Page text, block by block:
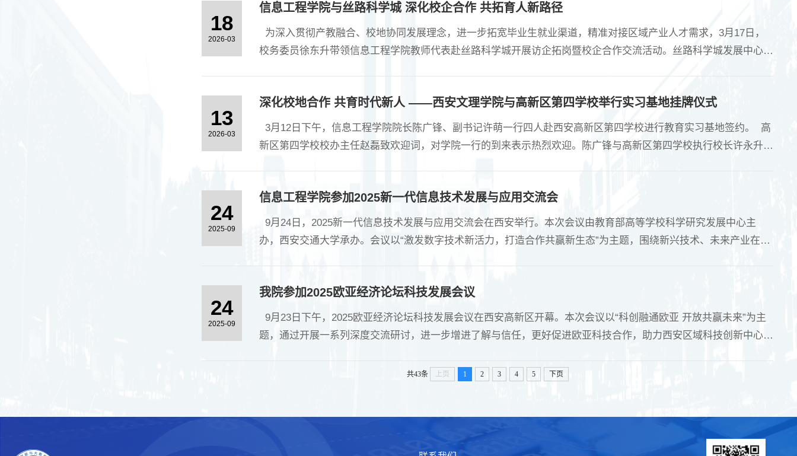
材、....
18
2026-03
信息工程学院与丝路科学城 深化校企合作 共拓育人新路径
为深入贯彻产教融合、校地协同发展理念，进一步拓宽毕业生就业渠道，精准对接区域产业人才需求，3月17日，
校务委员徐东升带领信息工程学院教师代表赴丝路科学城开展访企拓岗暨校企合作交流活动。丝路科学城发展中心副
基础雄厚、....
13
2026-03
深化校地合作 共育时代新人 ——西安文理学院与高新区第四学校举行实习基地挂牌仪式
3月12日下午，信息工程学院院长陈广锋、副书记许萌一行四人赴西安高新区第四学校进行教育实习基地签约。 高
新区第四学校校办主任赵磊致欢迎词，对学院一行的到来表示热烈欢迎。陈广锋与高新区第四学校执行校长许永升分
议，....
24
2025-09
信息工程学院参加2025新一代信息技术发展与应用交流会
9月24日，2025新一代信息技术发展与应用交流会在西安举行。本次会议由教育部高等学校科学研究发展中心主
办，西安交通大学承办。会议以“激发数字技术新活力，打造合作共赢新生态”为主题，围绕新兴技术、未来产业在高
24
2025-09
我院参加2025欧亚经济论坛科技发展会议
9月23日下午，2025欧亚经济论坛科技发展会议在西安高新区开幕。本次会议以“科创融通欧亚 开放共赢未来”为主
题，通过开展一系列深度交流研讨，进一步增进了解与信任，更好促进欧亚科技合作，助力西安区域科技创新中心及
亮参加了会议。 会上，国际欧亚科学院院士、第十二届全国政协副主席、国家电子政务专家委员会主任王钦敏，....
共43条 上页 1 2 3 4 5 下页